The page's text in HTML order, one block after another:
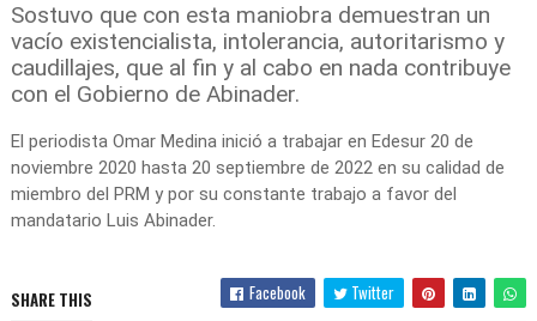
Sostuvo que con esta maniobra demuestran un
vacío existencialista, intolerancia, autoritarismo y
caudillajes, que al fin y al cabo en nada contribuye
con el Gobierno de Abinader.
El periodista Omar Medina inició a trabajar en Edesur 20 de
noviembre 2020 hasta 20 septiembre de 2022 en su calidad de
miembro del PRM y por su constante trabajo a favor del
mandatario Luis Abinader.
SHARE THIS Facebook Twitter